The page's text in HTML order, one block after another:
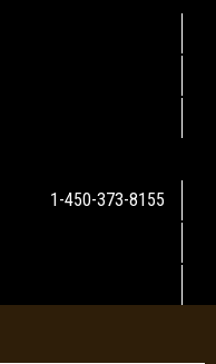
1-450-373-8155